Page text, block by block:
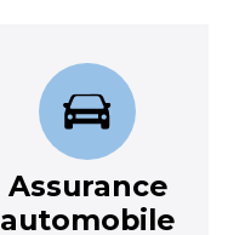
Assurance
automobile